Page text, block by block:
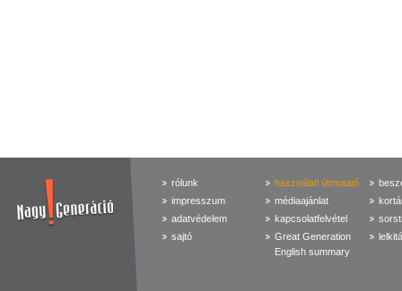
rólunk
impresszum
adatvédelem
sajtó
használati útmutató
médiaajánlat
kapcsolatfelvétel
Great Generation
English summary